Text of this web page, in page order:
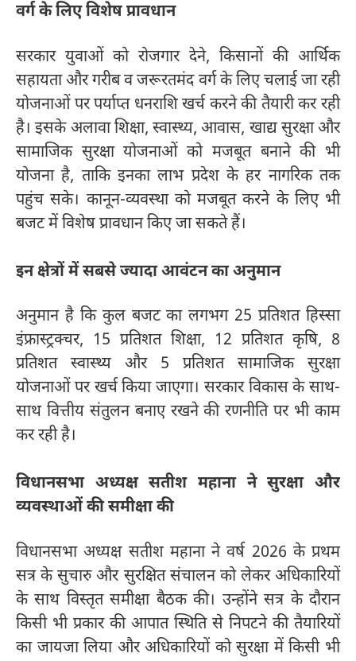
वर्ग के लिए विशेष प्रावधान
सरकार युवाओं को रोजगार देने, किसानों की आर्थिक
सहायता और गरीब व जरूरतमंद वर्ग के लिए चलाई जा रही
योजनाओं पर पर्याप्त धनराशि खर्च करने की तैयारी कर रही
है। इसके अलावा शिक्षा, स्वास्थ्य, आवास, खाद्य सुरक्षा और
सामाजिक सुरक्षा योजनाओं को मजबूत बनाने की भी
योजना है, ताकि इनका लाभ प्रदेश के हर नागरिक तक
पहुंच सके। कानून-व्यवस्था को मजबूत करने के लिए भी
बजट में विशेष प्रावधान किए जा सकते हैं।
इन क्षेत्रों में सबसे ज्यादा आवंटन का अनुमान
अनुमान है कि कुल बजट का लगभग 25 प्रतिशत हिस्सा
इंफ्रास्ट्रक्चर, 15 प्रतिशत शिक्षा, 12 प्रतिशत कृषि, 8
प्रतिशत स्वास्थ्य और 5 प्रतिशत सामाजिक सुरक्षा
योजनाओं पर खर्च किया जाएगा। सरकार विकास के साथ-
साथ वित्तीय संतुलन बनाए रखने की रणनीति पर भी काम
कर रही है।
विधानसभा अध्यक्ष सतीश महाना ने सुरक्षा और
व्यवस्थाओं की समीक्षा की
विधानसभा अध्यक्ष सतीश महाना ने वर्ष 2026 के प्रथम
सत्र के सुचारु और सुरक्षित संचालन को लेकर अधिकारियों
के साथ विस्तृत समीक्षा बैठक की। उन्होंने सत्र के दौरान
किसी भी प्रकार की आपात स्थिति से निपटने की तैयारियों
का जायजा लिया और अधिकारियों को सुरक्षा में किसी भी